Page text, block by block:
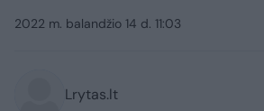
2022 m. balandžio 14 d. 11:03
Lrytas.lt